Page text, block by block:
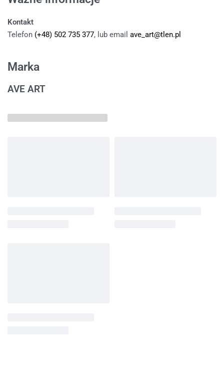
Kontakt
Telefon (+48) 502 735 377, lub email ave_art@tlen.pl
Marka
AVE ART